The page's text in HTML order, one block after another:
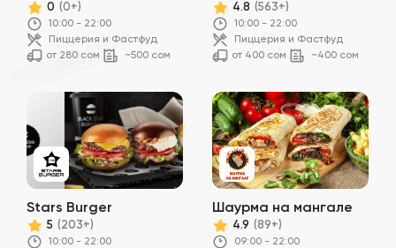
0 (0+)
10:00 - 22:00
Пиццерия и Фастфуд
от 280 сом
~500 сом
4.8 (563+)
10:00 - 22:00
Пиццерия и Фастфуд
от 400 сом
~400 сом
Stars Burger
5 (203+)
10:00 - 22:00
Шаурма на мангале
4.9 (89+)
09:00 - 22:00